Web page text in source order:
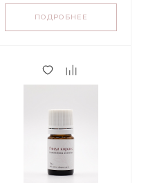
ПОДРОБНЕЕ